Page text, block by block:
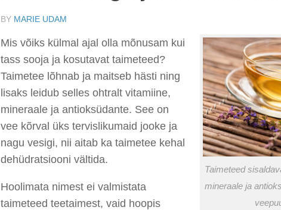
BY MARIE UDAM
Taimeteed
mineraale ja
Mis võiks külmal ajal olla mõnusam kui
tass sooja ja kosutavat taimeteed?
Taimetee lõhnab ja maitseb hästi ning
lisaks leidub selles ohtralt vitamiine,
mineraale ja antioksüdante. See on
vee kõrval üks tervislikumaid jooke ja
nagu vesigi, nii aitab ka taimetee kehal
dehüdratsiooni vältida.
Hoolimata nimest ei valmistata
taimeteed teetaimest, vaid hoopis